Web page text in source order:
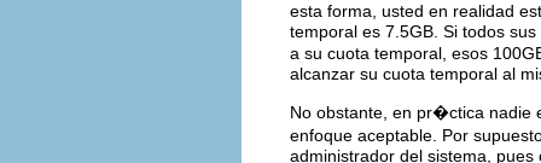
esta forma, usted en realidad
temporal es 7.5GB. Si todos
a su cuota temporal, esos
alcanzar su cuota temporal al
No obstante, en pr�ctica nadie
enfoque aceptable. Por
administrador del sistema,